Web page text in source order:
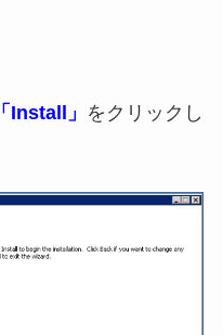
「Install」 をクリックし